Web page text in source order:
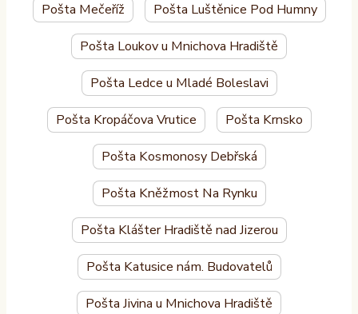
Pošta Mečeříž Pošta Luštěnice Pod Humny
Pošta Loukov u Mnichova Hradiště
Pošta Ledce u Mladé Boleslavi
Pošta Kropáčova Vrutice Pošta Krnsko
Pošta Kosmonosy Debřská
Pošta Kněžmost Na Rynku
Pošta Klášter Hradiště nad Jizerou
Pošta Katusice nám. Budovatelů
Pošta Jivina u Mnichova Hradiště